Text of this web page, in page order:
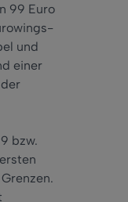
99 Euro
und
einer
bzw.